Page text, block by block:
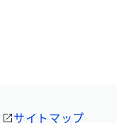
サイトマップ